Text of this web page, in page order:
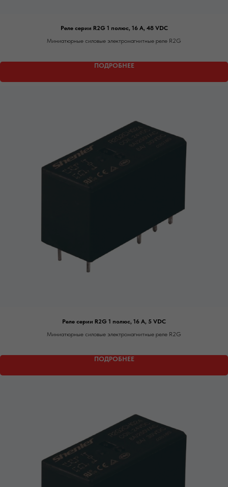
Реле серии R2G 1 полюс, 16 А, 48 VDC
Миниатюрные силовые электромагнитные реле R2G
ПОДРОБНЕЕ
Реле серии R2G 1 полюс, 16 А, 5 VDC
Миниатюрные силовые электромагнитные реле R2G
ПОДРОБНЕЕ